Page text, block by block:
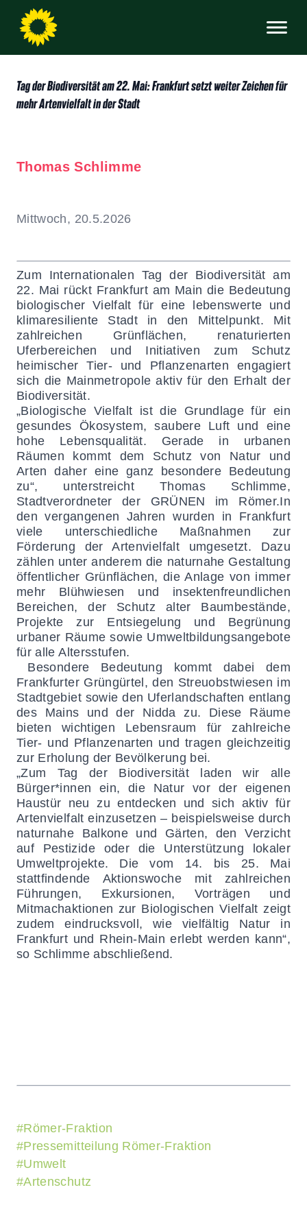
Tag der Biodiversität am 22. Mai: Frankfurt setzt weiter Zeichen für
mehr Artenvielfalt in der Stadt
Thomas Schlimme
Mittwoch, 20.5.2026
Zum Internationalen Tag der Biodiversität am
22. Mai rückt Frankfurt am Main die Bedeutung
biologischer Vielfalt für eine lebenswerte und
klimaresiliente Stadt in den Mittelpunkt. Mit
zahlreichen Grünflächen, renaturierten
Uferbereichen und Initiativen zum Schutz
heimischer Tier- und Pflanzenarten engagiert
sich die Mainmetropole aktiv für den Erhalt der
Biodiversität.
„Biologische Vielfalt ist die Grundlage für ein
gesundes Ökosystem, saubere Luft und eine
hohe Lebensqualität. Gerade in urbanen
Räumen kommt dem Schutz von Natur und
Arten daher eine ganz besondere Bedeutung
zu“, unterstreicht Thomas Schlimme,
Stadtverordneter der GRÜNEN im Römer.In
den vergangenen Jahren wurden in Frankfurt
viele unterschiedliche Maßnahmen zur
Förderung der Artenvielfalt umgesetzt. Dazu
zählen unter anderem die naturnahe Gestaltung
öffentlicher Grünflächen, die Anlage von immer
mehr Blühwiesen und insektenfreundlichen
Bereichen, der Schutz alter Baumbestände,
Projekte zur Entsiegelung und Begrünung
urbaner Räume sowie Umweltbildungsangebote
für alle Altersstufen.
Besondere Bedeutung kommt dabei dem
Frankfurter Grüngürtel, den Streuobstwiesen im
Stadtgebiet sowie den Uferlandschaften entlang
des Mains und der Nidda zu. Diese Räume
bieten wichtigen Lebensraum für zahlreiche
Tier- und Pflanzenarten und tragen gleichzeitig
zur Erholung der Bevölkerung bei.
„Zum Tag der Biodiversität laden wir alle
Bürger*innen ein, die Natur vor der eigenen
Haustür neu zu entdecken und sich aktiv für
Artenvielfalt einzusetzen – beispielsweise durch
naturnahe Balkone und Gärten, den Verzicht
auf Pestizide oder die Unterstützung lokaler
Umweltprojekte. Die vom 14. bis 25. Mai
stattfindende Aktionswoche mit zahlreichen
Führungen, Exkursionen, Vorträgen und
Mitmachaktionen zur Biologischen Vielfalt zeigt
zudem eindrucksvoll, wie vielfältig Natur in
Frankfurt und Rhein-Main erlebt werden kann“,
so Schlimme abschließend.
#Römer-Fraktion
#Pressemitteilung Römer-Fraktion
#Umwelt
#Artenschutz